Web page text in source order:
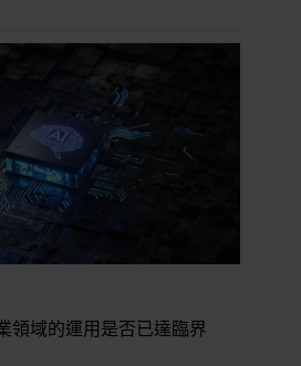
領域的運用是否已達臨界